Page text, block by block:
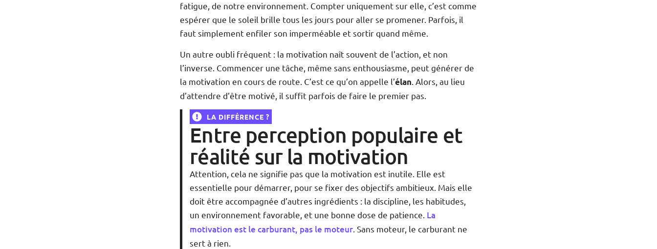
fatigue, de notre environnement. Compter uniquement sur elle, c’est comme
espérer que le soleil brille tous les jours pour aller se promener. Parfois, il
faut simplement enfiler son imperméable et sortir quand même.
Un autre oubli fréquent : la motivation naît souvent de l’action, et non
l’inverse. Commencer une tâche, même sans enthousiasme, peut générer de
la motivation en cours de route. C’est ce qu’on appelle l’élan . Alors, au lieu
d’attendre d’être motivé, il suffit parfois de faire le premier pas.
LA DIFFÉRENCE ?
Entre perception populaire et
réalité sur la motivation
Attention, cela ne signifie pas que la motivation est inutile. Elle est
essentielle pour démarrer, pour se fixer des objectifs ambitieux. Mais elle
doit être accompagnée d’autres ingrédients : la discipline, les habitudes,
un environnement favorable, et une bonne dose de patience. La
motivation est le carburant, pas le moteur . Sans moteur, le carburant ne
sert à rien.